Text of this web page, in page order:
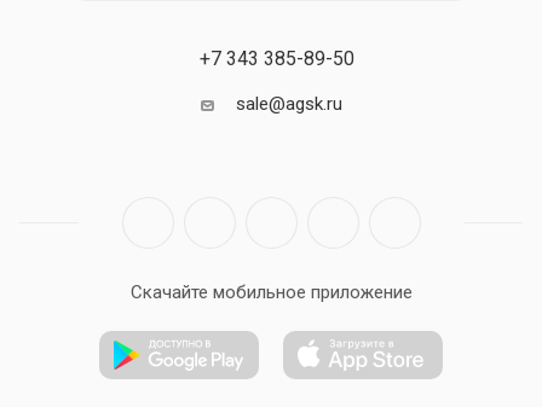
+7 343 385-89-50
sale@agsk.ru
Скачайте мобильное приложение